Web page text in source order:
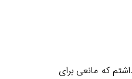
احساس داشتم که مانعی برای